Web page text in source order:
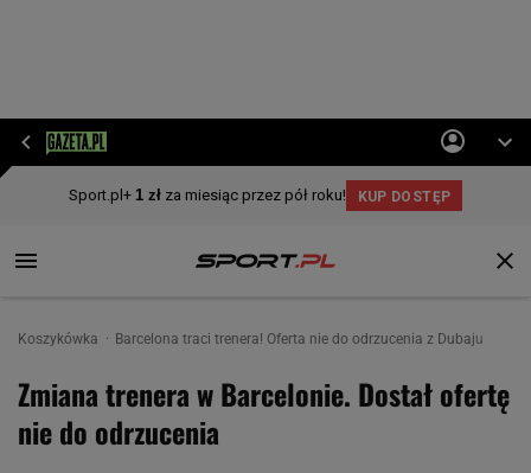
Koszykówka Barcelona traci trenera! Oferta nie do odrzucenia z Dubaju
Zmiana trenera w Barcelonie. Dostał ofertę
nie do odrzucenia